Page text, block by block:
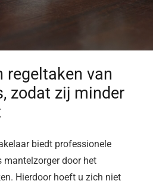
regeltaken van
zodat zij minder
biedt professionele
mantelzorger door het
Hierdoor hoeft u zich niet